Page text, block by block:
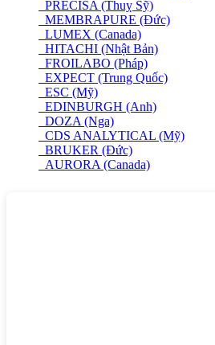
PRECISA (Thuỵ Sỹ)
MEMBRAPURE (Đức)
LUMEX (Canada)
HITACHI (Nhật Bản)
FROILABO (Pháp)
EXPECT (Trung Quốc)
ESC (Mỹ)
EDINBURGH (Anh)
DOZA (Nga)
CDS ANALYTICAL (Mỹ)
BRUKER (Đức)
AURORA (Canada)